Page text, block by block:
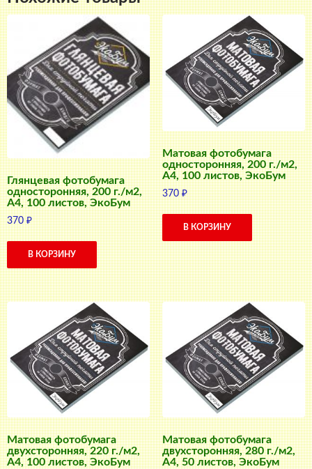
Глянцевая фотобумага
односторонняя, 200 г./м2,
A4, 100 листов, ЭкоБум
370₽
В КОРЗИНУ
Матовая фотобумага
односторонняя, 200 г./м2,
A4, 100 листов, ЭкоБум
370₽
В КОРЗИНУ
Матовая фотобумага
двухсторонняя, 220 г./м2,
A4, 100 листов, ЭкоБум
Матовая фотобумага
двухсторонняя, 280 г./м2,
A4, 50 листов, ЭкоБум